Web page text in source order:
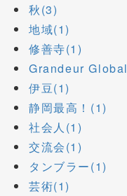
秋(3)
地域(1)
修善寺(1)
Grandeur
伊豆(1)
静岡最高！(1)
社会人(1)
交流会(1)
タンブラー(1)
芸術(1)